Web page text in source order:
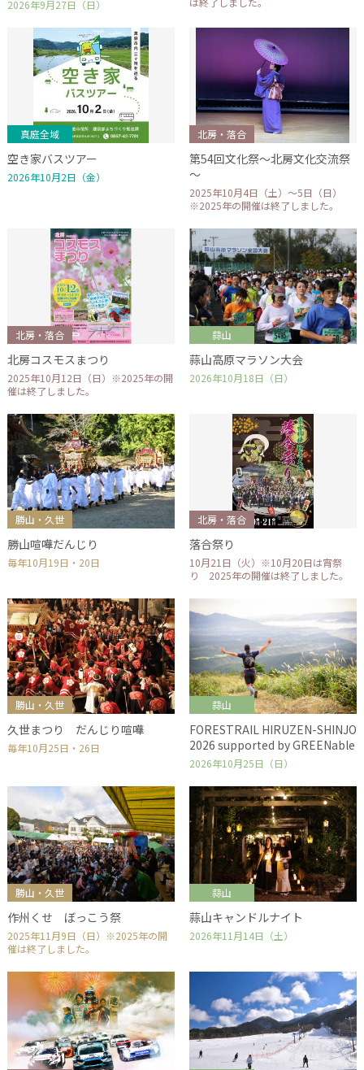
2026年9月27日（日）
真庭全域
空き家バスツアー
2026年10月2日（金）
北房・落合
第54回文化祭～北房文化交流祭
～
2025年10月4日（土）～5日（日）
※2025年の開催は終了しました。
北房・落合
北房コスモスまつり
2025年10月12日（日）※2025年の開
催は終了しました。
蒜山
蒜山高原マラソン大会
2026年10月18日（日）
勝山・久世
勝山喧嘩だんじり
毎年10月19日・20日
北房・落合
落合祭り
10月21日（火）※10月20日は宵祭
り 2025年の開催は終了しました。
勝山・久世
久世まつり だんじり喧嘩
毎年10月25日・26日
蒜山
FORESTRAIL HIRUZEN-SHINJO
2026 supported by GREENable
2026年10月25日（日）
勝山・久世
作州くせ ぼっこう祭
2025年11月9日（日）※2025年の開
催は終了しました。
蒜山
蒜山キャンドルナイト
2026年11月14日（土）